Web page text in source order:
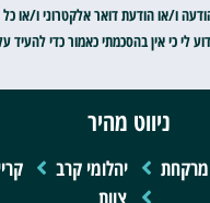
ו/או הודעת דואר אלקטרוני ו/או
לי כי אין בהסכמתי כאמור כדי להעיד
ניווט מהיר
מרקחת יהלומי קרב
צוות